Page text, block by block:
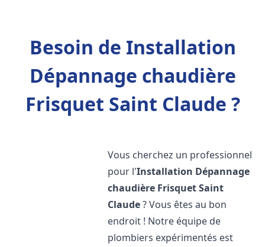
Besoin de Installation
Dépannage chaudière
Frisquet Saint Claude ?
Vous cherchez un professionnel
pour l'Installation Dépannage
chaudière FrisquetSaint
Claude? Vous êtes au bon
endroit ! Notre équipe de
plombiers expérimentés est